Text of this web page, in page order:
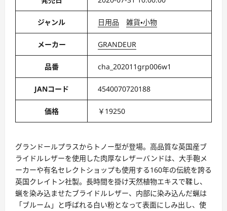
ジャンル 日用品 雑貨・小物
メーカー GRANDEUR
品番 cha_202011grp006w1
JANコード 4540070720188
価格 ￥19250
グランドールプラスからトノー型が登場。高品質な英国産ブ
ライドルレザーを使用した肉厚なレザーバンドは、大手鞄メ
ーカーや有名セレクトショップも使用する160年の伝統を誇る
英国クレイトン社製。長時間を掛け天然植物エキスで鞣し、
蝋を染み込ませたブライドルレザー、内部に染み込んだ蝋は
「ブルーム」と呼ばれる白い粉となって表面にしみ出し、使